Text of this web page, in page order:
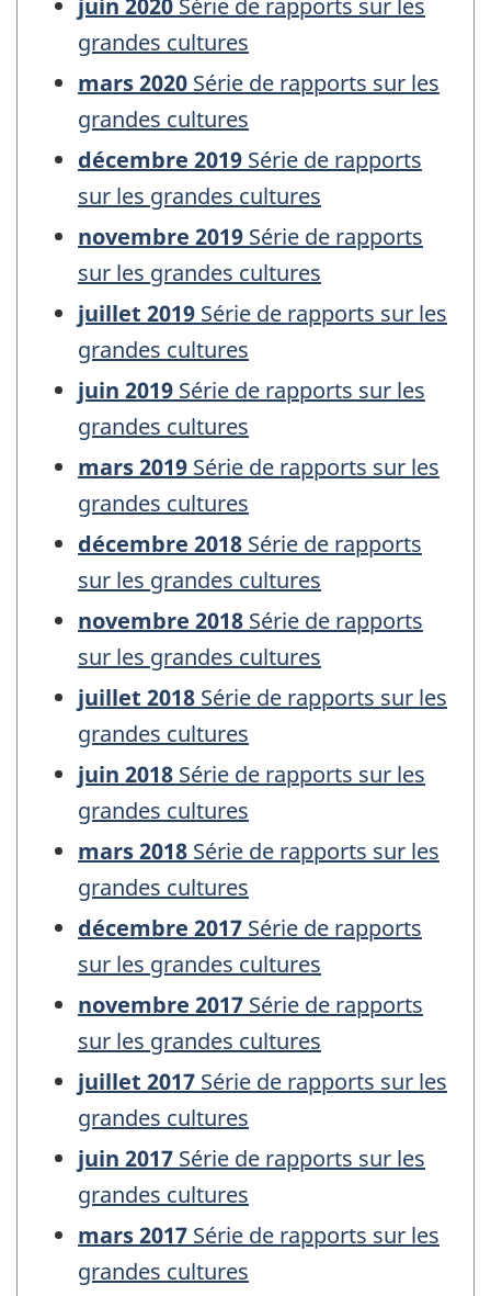
juin 2020 Série de rapports sur les
grandes cultures
mars 2020 Série de rapports sur les
grandes cultures
décembre 2019 Série de rapports
sur les grandes cultures
novembre 2019 Série de rapports
sur les grandes cultures
juillet 2019 Série de rapports sur les
grandes cultures
juin 2019 Série de rapports sur les
grandes cultures
mars 2019 Série de rapports sur les
grandes cultures
décembre 2018 Série de rapports
sur les grandes cultures
novembre 2018 Série de rapports
sur les grandes cultures
juillet 2018 Série de rapports sur les
grandes cultures
juin 2018 Série de rapports sur les
grandes cultures
mars 2018 Série de rapports sur les
grandes cultures
décembre 2017 Série de rapports
sur les grandes cultures
novembre 2017 Série de rapports
sur les grandes cultures
juillet 2017 Série de rapports sur les
grandes cultures
juin 2017 Série de rapports sur les
grandes cultures
mars 2017 Série de rapports sur les
grandes cultures